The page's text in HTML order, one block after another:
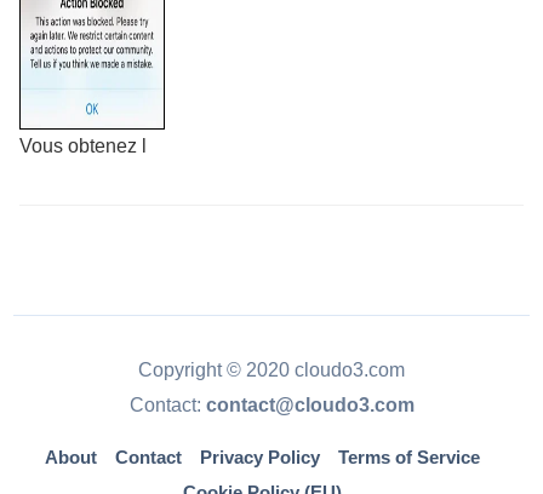
Vous obtenez l
Copyright © 2020 cloudo3.com
Contact: contact@cloudo3.com
About Contact Privacy Policy
Terms of Service